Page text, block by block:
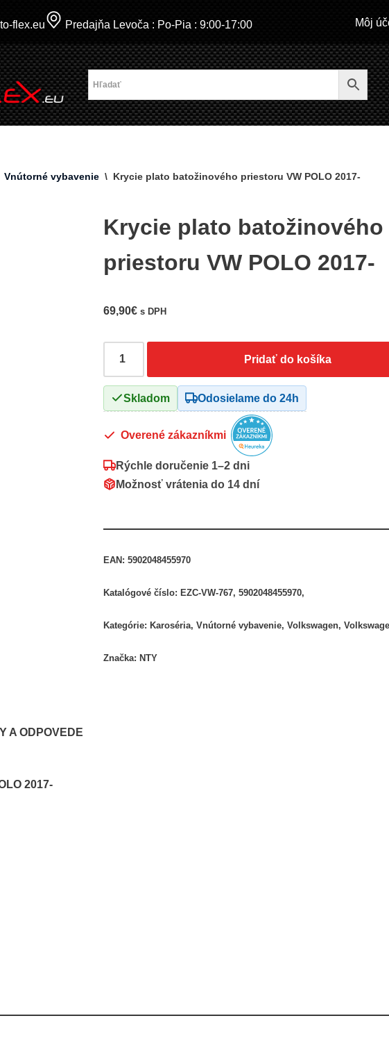
flex.eu Predajňa Levoča : Po-Pia : 9:00-17:00 Môj
Vnútorné vybavenie \ Krycie plato batožinového priestoru VW POLO 2017-
Krycie plato batožinového
priestoru VW POLO 2017-
69,90€ s DPH
Pridať do košíka
Skladom Odosielame do 24h
Overené zákazníkmi
Rýchle doručenie 1–2 dni
Možnosť vrátenia do 14 dní
EAN:5902048455970
Katalógové číslo: EZC-VW-767, 5902048455970,
Kategórie: Karoséria,Vnútorné vybavenie,Volkswagen,
Značka: NTY
A ODPOVEDE
2017-